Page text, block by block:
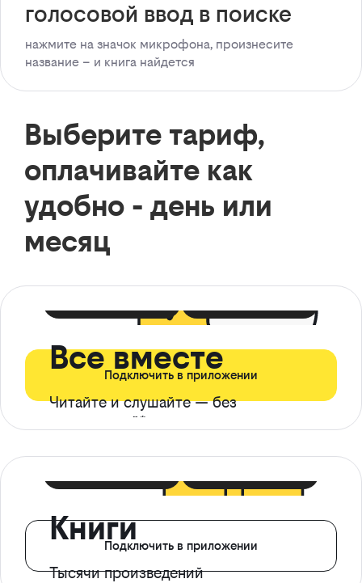
голосовой ввод в поиске
нажмите на значок микрофона, произнесите
название – и книга найдется
Выберите тариф,
оплачивайте как
удобно - день или
месяц
Все вместе
Читайте и слушайте — без
ограничений*
Подключить в приложении
Книги
Тысячи произведений
Подключить в приложении